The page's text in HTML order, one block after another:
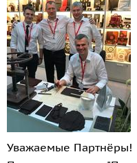
Уважаемые Партнёры!